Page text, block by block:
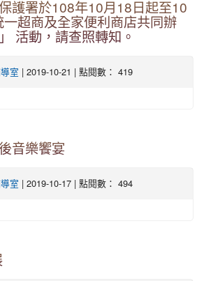
護署於108年10月18日起至10
一超商及全家便利商店共同辦
活動，請查照轉知。
室 | 2019-10-21 | 點閱數： 419
音樂饗宴
室 | 2019-10-17 | 點閱數： 494